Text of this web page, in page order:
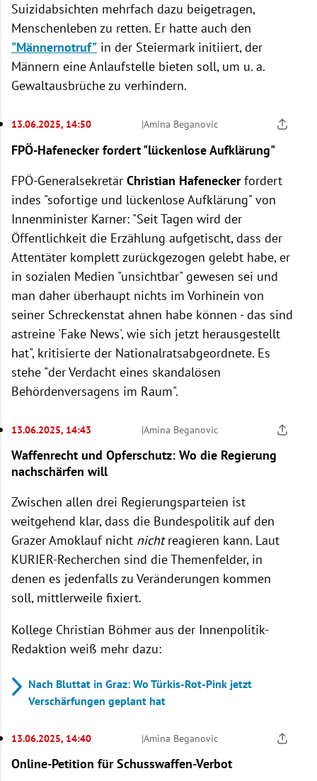
Suizidabsichten mehrfach dazu beigetragen,
Menschenleben zu retten. Er hatte auch den
"Männernotruf" in der Steiermark initiiert, der
Männern eine Anlaufstelle bieten soll, um u. a.
Gewaltausbrüche zu verhindern.
13.06.2025, 14:50 |Amina Beganovic
FPÖ-Hafenecker fordert "lückenlose Aufklärung"
FPÖ-Generalsekretär Christian Hafeneckerfordert
indes "sofortige und lückenlose Aufklärung" von
Innenminister Karner: "Seit Tagen wird der
Öffentlichkeit die Erzählung aufgetischt, dass der
Attentäter komplett zurückgezogen gelebt habe, er
in sozialen Medien "unsichtbar" gewesen sei und
man daher überhaupt nichts im Vorhinein von
seiner Schreckenstat ahnen habe können - das sind
astreine 'Fake News', wie sich jetzt herausgestellt
hat", kritisierte der Nationalratsabgeordnete. Es
stehe "der Verdacht eines skandalösen
Behördenversagens im Raum".
13.06.2025, 14:43 |Amina Beganovic
Waffenrecht und Opferschutz: Wo die Regierung
nachschärfen will
Zwischen allen drei Regierungsparteien ist
weitgehend klar, dass die Bundespolitik auf den
Grazer Amoklauf nicht nichtreagieren kann. Laut
KURIER-Recherchen sind die Themenfelder, in
denen es jedenfalls zu Veränderungen kommen
soll, mittlerweile fixiert.
Kollege Christian Böhmer aus der Innenpolitik-
Redaktion weiß mehr dazu:
Nach Bluttat in Graz: Wo Türkis-Rot-Pink jetzt
Verschärfungen geplant hat
13.06.2025, 14:40 |Amina Beganovic
Online-Petition für Schusswaffen-Verbot